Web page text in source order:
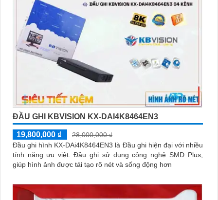
ĐẦU GHI KBVISION KX-DAI4K8464EN3
19,800,000 ₫
28,000,000 ₫
Đầu ghi hình KX-DAi4K8464EN3 là Đầu ghi hiện đại với nhiều
tính năng ưu việt. Đầu ghi sử dụng công nghệ SMD Plus,
giúp hình ảnh được tái tạo rõ nét và sống động hơn